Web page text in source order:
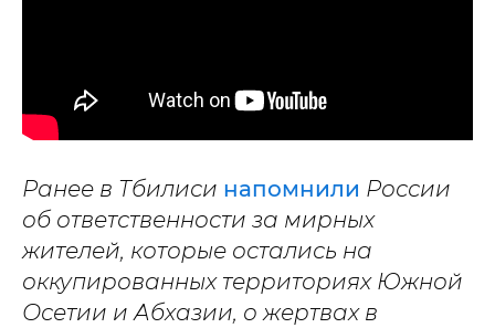
Ранее в Тбилиси напомнили России
об ответственности за мирных
жителей, которые остались на
оккупированных территориях Южной
Осетии и Абхазии, о жертвах в